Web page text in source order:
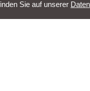
Sie auf unserer